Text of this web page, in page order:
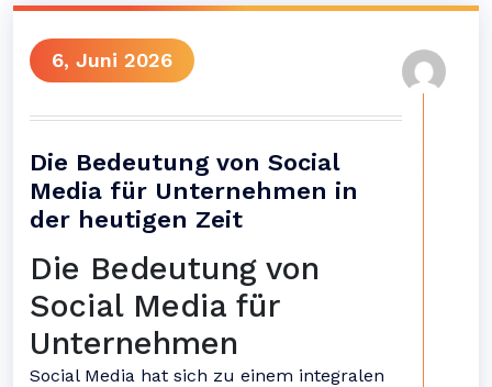
6, Juni 2026
Die Bedeutung von Social
Media für Unternehmen in
der heutigen Zeit
Die Bedeutung von
Social Media für
Unternehmen
Social Media hat sich zu einem integralen